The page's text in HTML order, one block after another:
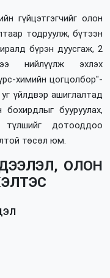
гүйцэтгэгчийг олон
тодруулж, бүтээн
бүрэн дуусгаж, 2
нийлүүлж эхлэх
химийн цогцолбор"-
үйлдвэр ашиглалтад
бууруулах,
дотооддоо
төсөл юм.
ОЛОН